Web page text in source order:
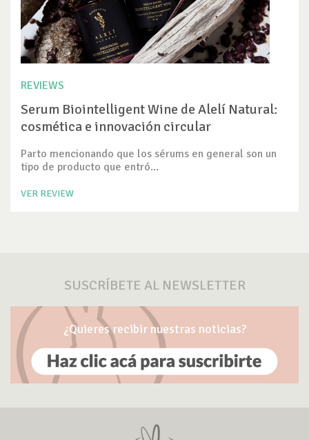
REVIEWS
Serum Biointelligent Wine de Alelí Natural:
cosmética e innovación circular
Parto mencionando que los sérums en general son un
tipo de producto que entró...
VER REVIEW
SUSCRÍBETE AL NEWSLETTER
¿Quieres recibir nuestras noticias?